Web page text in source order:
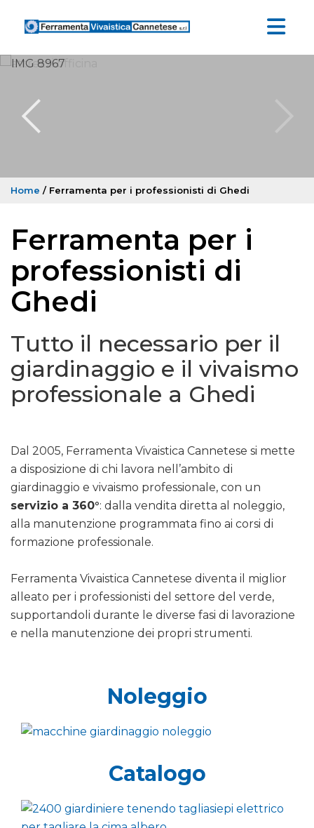
Home / Ferramenta per i professionisti di Ghedi
Ferramenta per i
professionisti di
Ghedi
Tutto il necessario per il
giardinaggio e il vivaismo
professionale a Ghedi
Dal 2005, Ferramenta Vivaistica Cannetese si mette
a disposizione di chi lavora nell’ambito di
giardinaggio e vivaismo professionale, con un
servizio a 360°: dalla vendita diretta al noleggio,
alla manutenzione programmata fino ai corsi di
formazione professionale.
Ferramenta Vivaistica Cannetese diventa il miglior
alleato per i professionisti del settore del verde,
supportandoli durante le diverse fasi di lavorazione
e nella manutenzione dei propri strumenti.
Noleggio
Catalogo